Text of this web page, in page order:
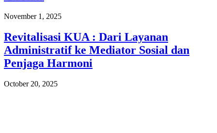
November 1, 2025
Revitalisasi KUA : Dari Layanan
Administratif ke Mediator Sosial dan
Penjaga Harmoni
October 20, 2025